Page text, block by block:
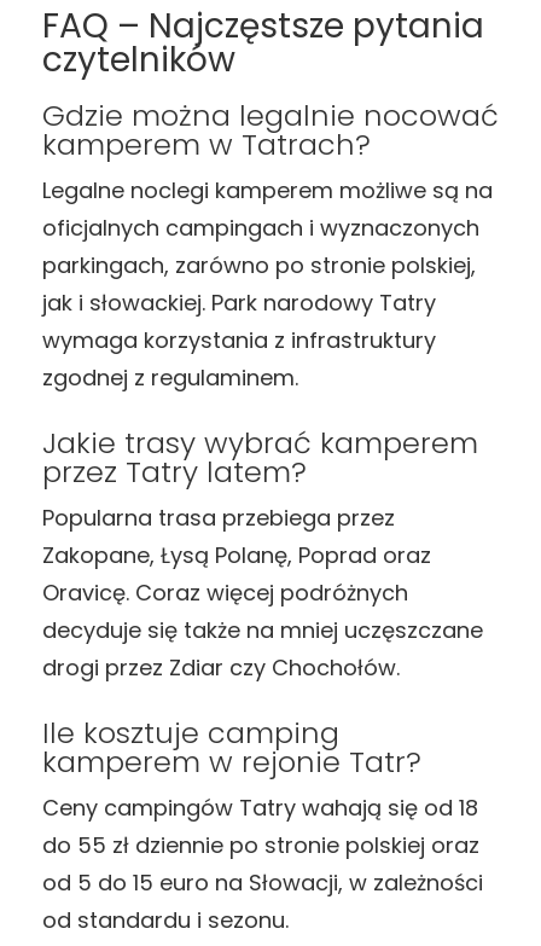
FAQ – Najczęstsze pytania
czytelników
Gdzie można legalnie nocować
kamperem w Tatrach?
Legalne noclegi kamperem możliwe są na
oficjalnych campingach i wyznaczonych
parkingach, zarówno po stronie polskiej,
jak i słowackiej. Park narodowy Tatry
wymaga korzystania z infrastruktury
zgodnej z regulaminem.
Jakie trasy wybrać kamperem
przez Tatry latem?
Popularna trasa przebiega przez
Zakopane, Łysą Polanę, Poprad oraz
Oravicę. Coraz więcej podróżnych
decyduje się także na mniej uczęszczane
drogi przez Zdiar czy Chochołów.
Ile kosztuje camping
kamperem w rejonie Tatr?
Ceny campingów Tatry wahają się od 18
do 55 zł dziennie po stronie polskiej oraz
od 5 do 15 euro na Słowacji, w zależności
od standardu i sezonu.